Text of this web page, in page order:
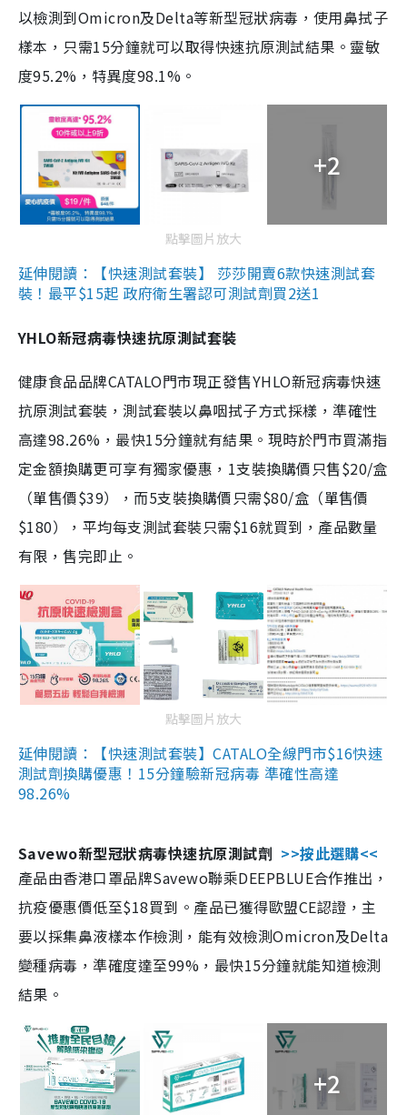
以檢測到Omicron及Delta等新型冠狀病毒，使用鼻拭子
樣本，只需15分鐘就可以取得快速抗原測試結果。靈敏
度95.2%，特異度98.1%。
+2
點擊圖片放大
延伸閱讀：【快速測試套裝】 莎莎開賣6款快速測試套
裝！最平$15起 政府衛生署認可測試劑買2送1
YHLO新冠病毒快速抗原測試套裝
健康食品品牌CATALO門市現正發售YHLO新冠病毒快速
抗原測試套裝，測試套裝以鼻咽拭子方式採樣，準確性
高達98.26%，最快15分鐘就有結果。現時於門市買滿指
定金額換購更可享有獨家優惠，1支裝換購價只售$20/盒
（單售價$39），而5支裝換購價只需$80/盒（單售價
$180），平均每支測試套裝只需$16就買到，產品數量
有限，售完即止。
點擊圖片放大
延伸閱讀：【快速測試套裝】CATALO全線門市$16快速
測試劑換購優惠！15分鐘驗新冠病毒 準確性高達
98.26%
Savewo新型冠狀病毒快速抗原測試劑 >>按此選購<<
產品由香港口罩品牌Savewo聯乘DEEPBLUE合作推出，
抗疫優惠價低至$18買到。產品已獲得歐盟CE認證，主
要以採集鼻液樣本作檢測，能有效檢測Omicron及Delta
變種病毒，準確度達至99%，最快15分鐘就能知道檢測
結果。
+2